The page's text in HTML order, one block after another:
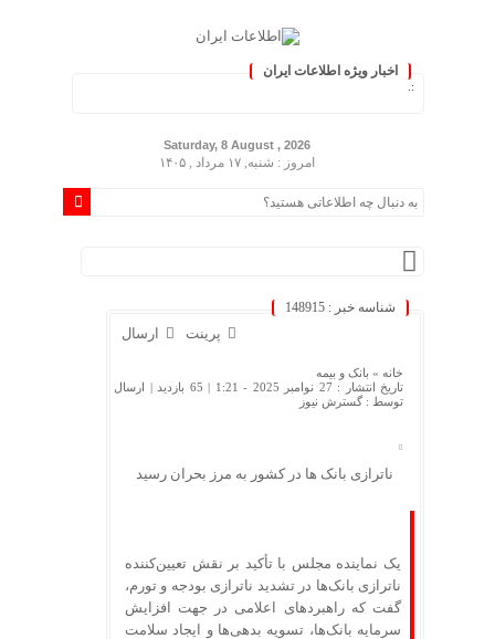
اخبار ویژه اطلاعات ایران
Saturday, 8 August , 2026
امروز : شنبه, ۱۷ مرداد , ۱۴۰۵
شناسه خبر : 148915
ارسال پرینت
خانه » بانک و بیمه
تاریخ انتشار : 27 نوامبر 2025 - 1:21 |
65 بازدید
| ارسال
توسط :گسترش نیوز
ناترازی بانک ها در کشور به مرز بحران رسید
یک نماینده مجلس با تأکید بر نقش تعیین‌کننده
ناترازی بانک‌ها در تشدید ناترازی بودجه و تورم،
گفت که راهبردهای اعلامی در جهت افزایش
سرمایه بانک‌ها، تسویه بدهی‌ها و ایجاد سلامت